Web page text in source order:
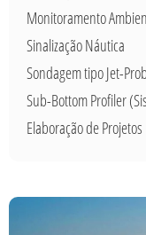
Monitoramento
Sinalização Náutica
Sondagem tipo Jet-
Sub-Bottom Profiler
Elaboração de Projetos